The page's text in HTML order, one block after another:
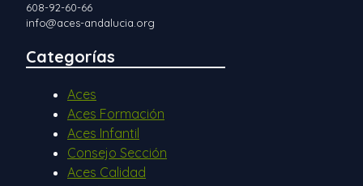
608-92-60-66
info@aces-andalucia.org
Categorías
Aces
Aces Formación
Aces Infantil
Consejo Sección
Aces Calidad